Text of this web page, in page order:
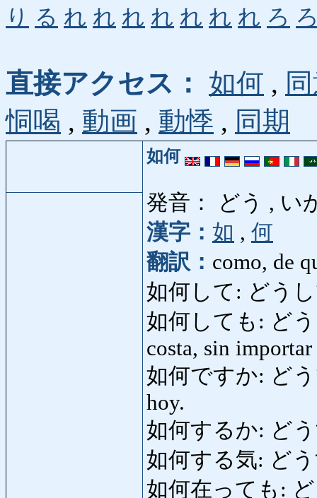
り る れ れ れ れ れ れ れ ろ
直接アクセス： 如何 ,
恫喝 , 動画 , 動悸 , 同期
如何
発音： どう , い
漢字： 如 , 何
翻訳： como, de
如何して: どうし
如何しても: どう
costa, sin
如何ですか: どう
hoy.
如何するか: どう
如何する気: どう
如何在っても: ど